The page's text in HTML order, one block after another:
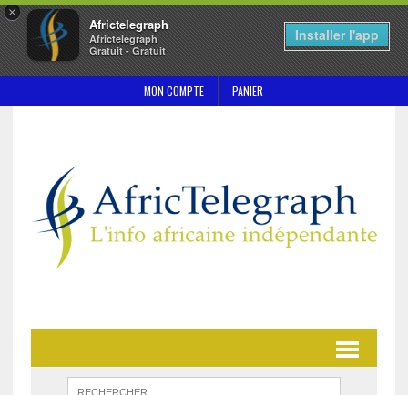
×
Africtelegraph
Africtelegraph
Gratuit - Gratuit
Installer l'app
MON COMPTE PANIER